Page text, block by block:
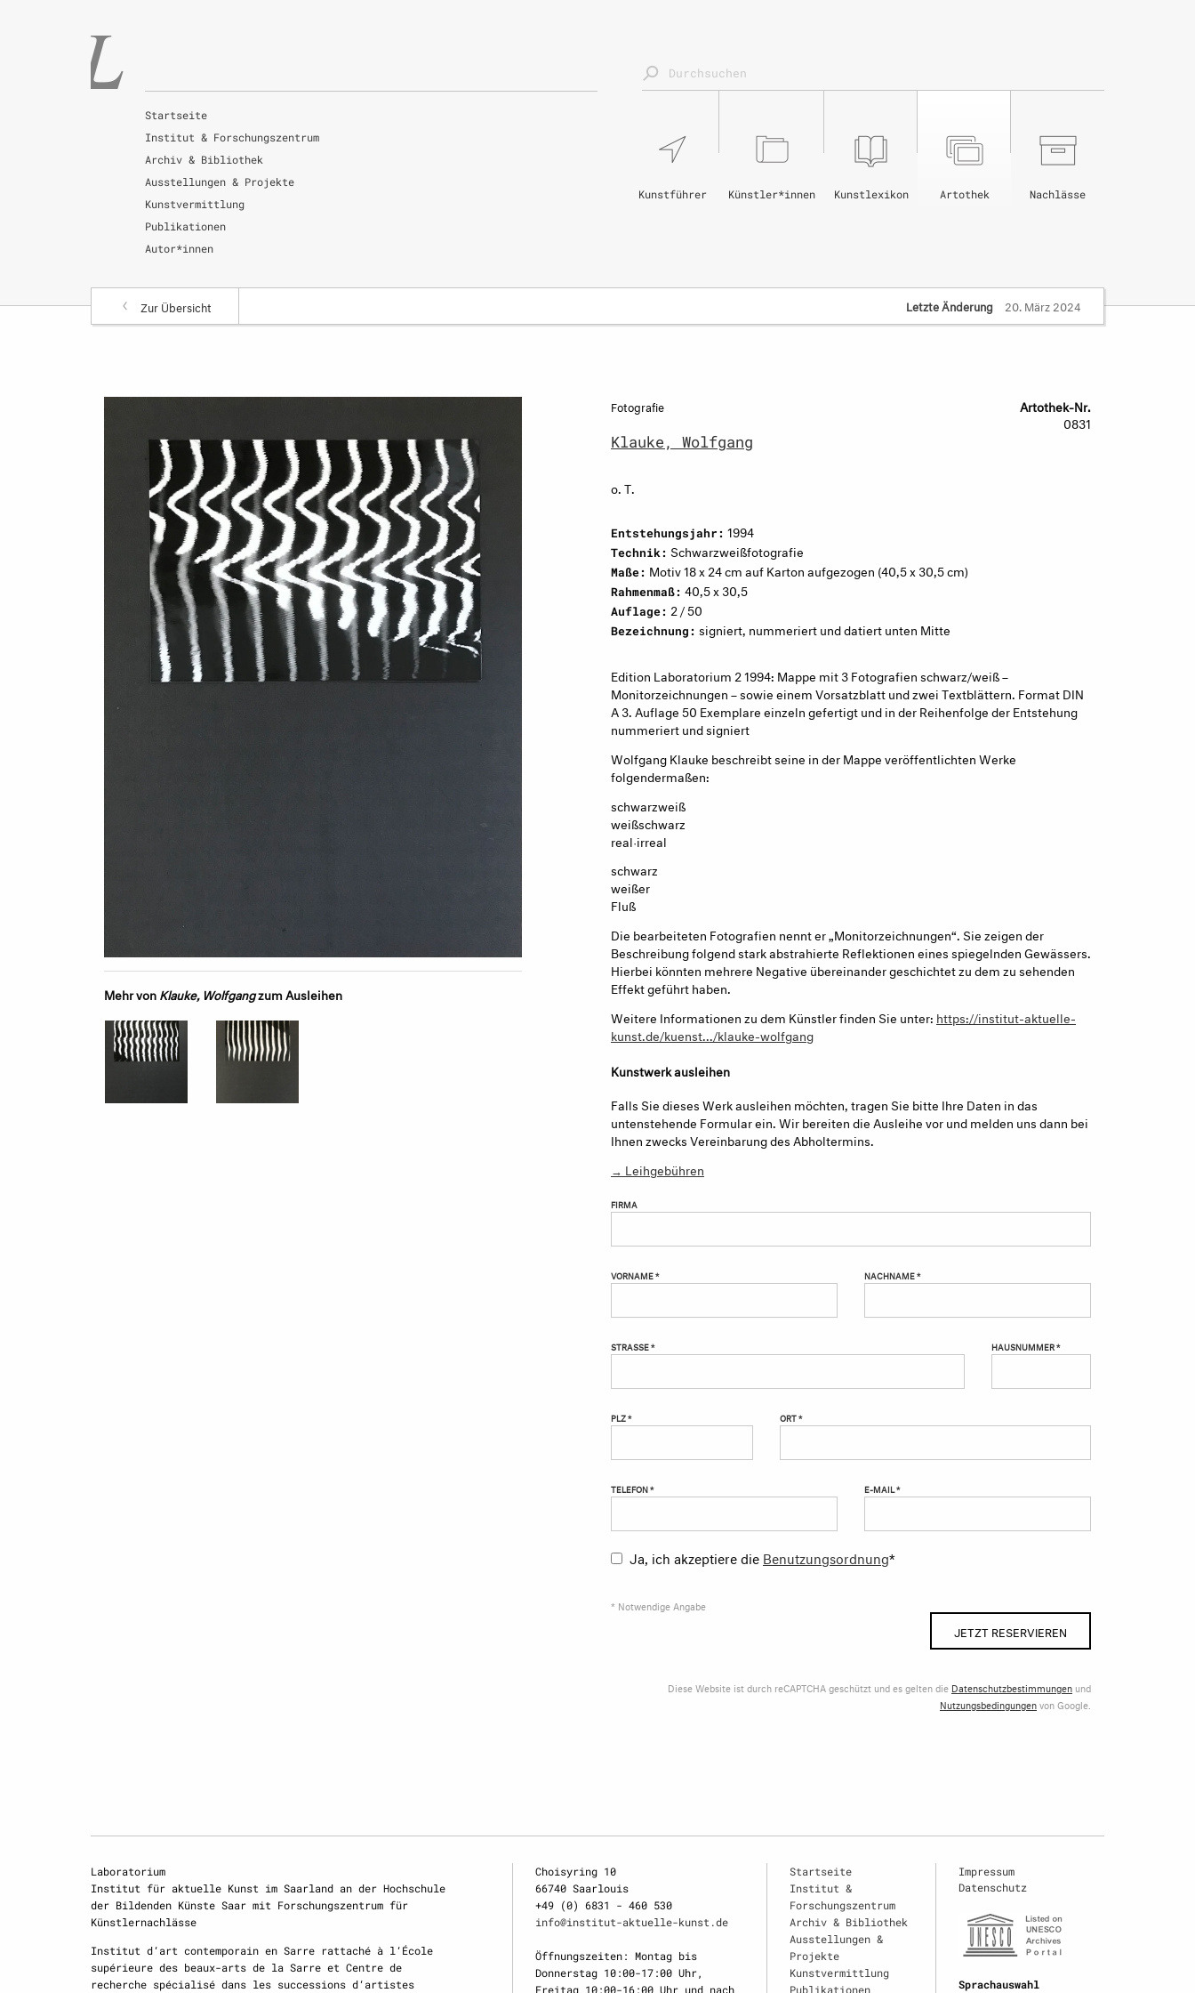
Startseite
Institut & Forschungszentrum
Archiv & Bibliothek
Ausstellungen & Projekte
Kunstvermittlung
Publikationen
Autor*innen
Nachlässe
Artothek
Kunstlexikon
Künstler*innen
Kunstführer
Zur Übersicht Letzte Änderung 20. März 2024
Mehr vonKlauke, Wolfgangzum Ausleihen
Fotografie
Klauke, Wolfgang
o. T.
Artothek-Nr.
0831
Entstehungsjahr: 1994
Technik: Schwarzweißfotografie
Maße: Motiv 18 x 24 cm auf Karton aufgezogen (40,5 x 30,5 cm)
Rahmenmaß: 40,5 x 30,5
Auflage: 2 / 50
Bezeichnung: signiert, nummeriert und datiert unten Mitte
Edition Laboratorium 2 1994: Mappe mit 3 Fotografien schwarz/weiß –
Monitorzeichnungen – sowie einem Vorsatzblatt und zwei Textblättern. Format DIN
A 3. Auflage 50 Exemplare einzeln gefertigt und in der Reihenfolge der Entstehung
nummeriert und signiert
Wolfgang Klauke beschreibt seine in der Mappe veröffentlichten Werke
folgendermaßen:
schwarzweiß
weißschwarz
real·irreal
schwarz
weißer
Fluß
Die bearbeiteten Fotografien nennt er „Monitorzeichnungen“. Sie zeigen der
Beschreibung folgend stark abstrahierte Reflektionen eines spiegelnden Gewässers.
Hierbei könnten mehrere Negative übereinander geschichtet zu dem zu sehenden
Effekt geführt haben.
Weitere Informationen zu dem Künstler finden Sie unter: https://institut-aktuelle-
kunst.de/kuenst.../klauke-wolfgang
Kunstwerk ausleihen
Falls Sie dieses Werk ausleihen möchten, tragen Sie bitte Ihre Daten in das
untenstehende Formular ein. Wir bereiten die Ausleihe vor und melden uns dann bei
Ihnen zwecks Vereinbarung des Abholtermins.
→ Leihgebühren
FIRMA
VORNAME * NACHNAME *
STRASSE * HAUSNUMMER *
PLZ * ORT *
TELEFON * E-MAIL *
Ja, ich akzeptiere die Benutzungsordnung*
* Notwendige Angabe
JETZT RESERVIEREN
Diese Website ist durch reCAPTCHA geschützt und es gelten die Datenschutzbestimmungen und
Nutzungsbedingungenvon Google.
Laboratorium
Institut für aktuelle Kunst im Saarland an der Hochschule
der Bildenden Künste Saar mit Forschungszentrum für
Künstlernachlässe
Institut d‘art contemporain en Sarre rattaché à l‘École
supérieure des beaux-arts de la Sarre et Centre de
recherche spécialisé dans les successions d‘artistes
Choisyring 10
66740 Saarlouis
+49 (0) 6831 - 460 530
info@institut-aktuelle-kunst.de
Öffnungszeiten: Montag bis
Donnerstag 10:00-17:00 Uhr,
Freitag 10:00-16:00 Uhr und nach
Startseite
Institut &
Forschungszentrum
Archiv & Bibliothek
Ausstellungen &
Projekte
Kunstvermittlung
Publikationen
Impressum
Datenschutz
Sprachauswahl